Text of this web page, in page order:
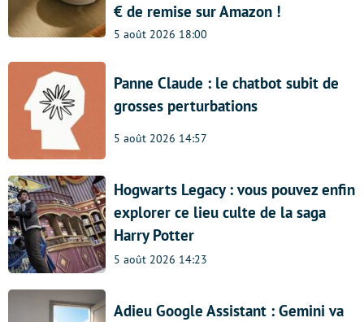
€ de remise sur Amazon !
5 août 2026 18:00
Panne Claude : le chatbot subit de
grosses perturbations
5 août 2026 14:57
Hogwarts Legacy : vous pouvez enfin
explorer ce lieu culte de la saga
Harry Potter
5 août 2026 14:23
Adieu Google Assistant : Gemini va